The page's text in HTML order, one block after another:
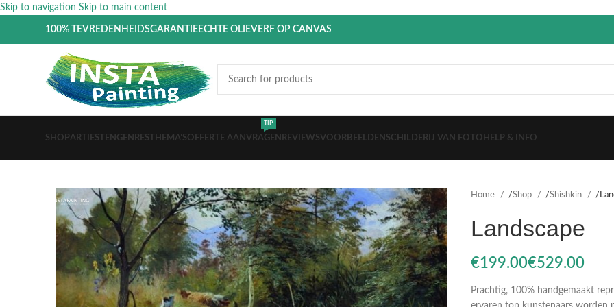
Skip to navigation Skip to main content
100% TEVREDENHEIDSGARANTIEECHTE OLIEVERF OP CANVAS
SHOPARTIESTEN GENRES THEMA’SOFFERTE AANVRAGEN
TIP
REVIEWSVOORBEELDEN SCHILDERIJ VAN FOTO HELP & INFO
Home Shop Shishkin
Landscape
€ €
Prachtig, 100% handgemaakt